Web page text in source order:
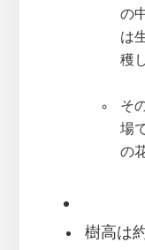
の
は
穫
そ
場
の
樹高は